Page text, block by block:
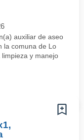
auxiliar de aseo
la comuna de Lo
y manejo